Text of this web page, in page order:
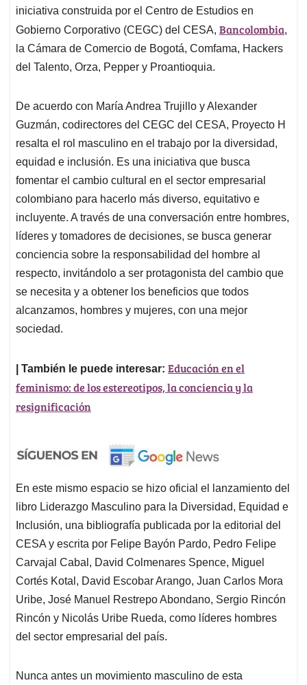
iniciativa construida por el Centro de Estudios en
Gobierno Corporativo (CEGC) del CESA, Bancolombia,
la Cámara de Comercio de Bogotá, Comfama, Hackers
del Talento, Orza, Pepper y Proantioquia.
De acuerdo con María Andrea Trujillo y Alexander
Guzmán, codirectores del CEGC del CESA, Proyecto H
resalta el rol masculino en el trabajo por la diversidad,
equidad e inclusión. Es una iniciativa que busca
fomentar el cambio cultural en el sector empresarial
colombiano para hacerlo más diverso, equitativo e
incluyente. A través de una conversación entre hombres,
líderes y tomadores de decisiones, se busca generar
conciencia sobre la responsabilidad del hombre al
respecto, invitándolo a ser protagonista del cambio que
se necesita y a obtener los beneficios que todos
alcanzamos, hombres y mujeres, con una mejor
sociedad.
| También le puede interesar: Educación en el
feminismo: de los estereotipos, la conciencia y la
resignificación
En este mismo espacio se hizo oficial el lanzamiento del
libro Liderazgo Masculino para la Diversidad, Equidad e
Inclusión, una bibliografía publicada por la editorial del
CESA y escrita por Felipe Bayón Pardo, Pedro Felipe
Carvajal Cabal, David Colmenares Spence, Miguel
Cortés Kotal, David Escobar Arango, Juan Carlos Mora
Uribe, José Manuel Restrepo Abondano, Sergio Rincón
Rincón y Nicolás Uribe Rueda, como líderes hombres
del sector empresarial del país.
Nunca antes un movimiento masculino de esta